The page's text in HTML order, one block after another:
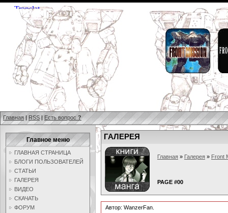
Главная | RSS | Есть вопрос ?
Главное меню
ГЛАВНАЯ СТРАНИЦА
БЛОГИ ПОЛЬЗОВАТЕЛЕЙ
СТАТЬИ
ГАЛЕРЕЯ
ВИДЕО
СКАЧАТЬ
ФОРУМ
ГАЛЕРЕЯ
Главная » Галерея » Front
PAGE #00
Автор: WanzerFan.